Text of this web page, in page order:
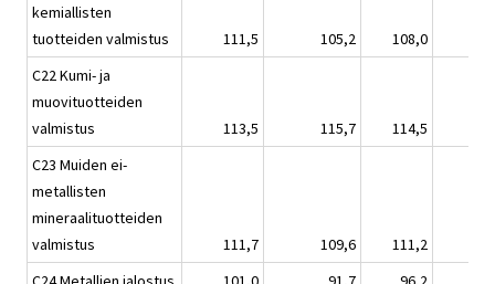
kemiallisten
tuotteiden valmistus
111,5 105,2
108,0
C22 Kumi- ja
muovituotteiden
valmistus
113,5 115,7
114,5
C23 Muiden ei-
metallisten
mineraalituotteiden
valmistus
111,7 109,6
111,2